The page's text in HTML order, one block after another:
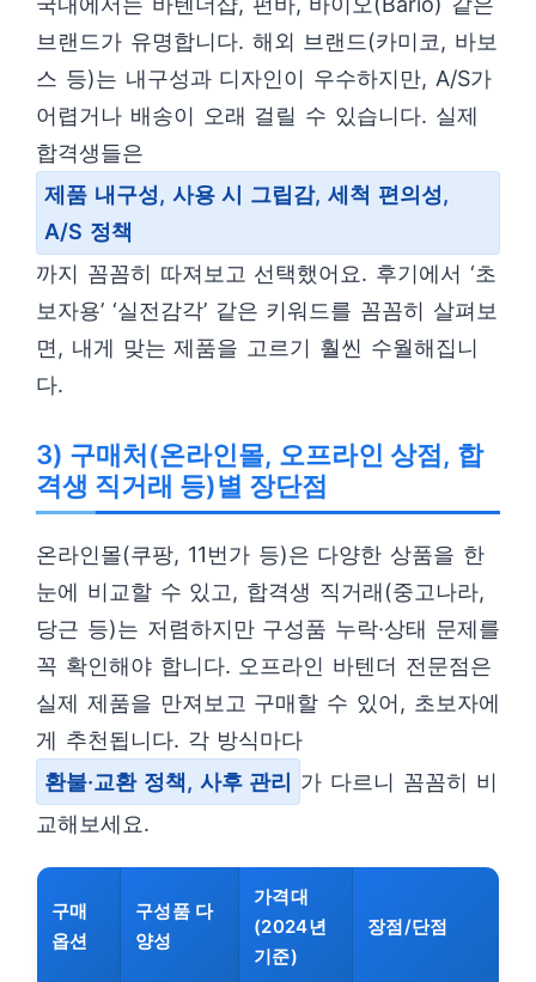
브랜드가 유명합니다. 해외 브랜드(카미코, 바보
스 등)는 내구성과 디자인이 우수하지만, A/S가
어렵거나 배송이 오래 걸릴 수 있습니다. 실제
합격생들은
제품 내구성, 사용 시 그립감, 세척 편의성,
A/S 정책
까지 꼼꼼히 따져보고 선택했어요. 후기에서 ‘초
보자용’ ‘실전감각’ 같은 키워드를 꼼꼼히 살펴보
면, 내게 맞는 제품을 고르기 훨씬 수월해집니
다.
3) 구매처(온라인몰, 오프라인 상점, 합
격생 직거래 등)별 장단점
온라인몰(쿠팡, 11번가 등)은 다양한 상품을 한
눈에 비교할 수 있고, 합격생 직거래(중고나라,
당근 등)는 저렴하지만 구성품 누락·상태 문제를
꼭 확인해야 합니다. 오프라인 바텐더 전문점은
실제 제품을 만져보고 구매할 수 있어, 초보자에
게 추천됩니다. 각 방식마다
환불·교환 정책, 사후 관리
가 다르니 꼼꼼히 비
교해보세요.
구매
옵션
구성품 다
양성
가격대
(2024년
기준)
장점/단점